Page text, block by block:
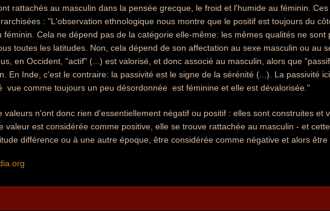
rattachés au masculin dans la pensée grecque, le froid et l'humide au féminin.
: "L'observation ethnologique nous montre que le positif est toujours du
féminin. Cela ne dépend pas de la catégorie elle-même: les mêmes qualités ne sont
toutes les latitudes. Non, cela dépend de son affectation au sexe masculin ou au
en Occident, "actif" (...) est valorisé, et donc associé au masculin, alors que
En Inde, c'est le contraire: la passivité est le signe de la sérénité (...). La passivité
 vue comme toujours un peu désordonnée  est féminine et elle est dévalorisée."
valeurs n'ont donc rien d'essentiellement négatif ou positif : elles sont construites et
valeur est considérée comme positive, elle se trouve rattachée au masculin - et
différence ou à une autre époque, être considérée comme négative et alors être